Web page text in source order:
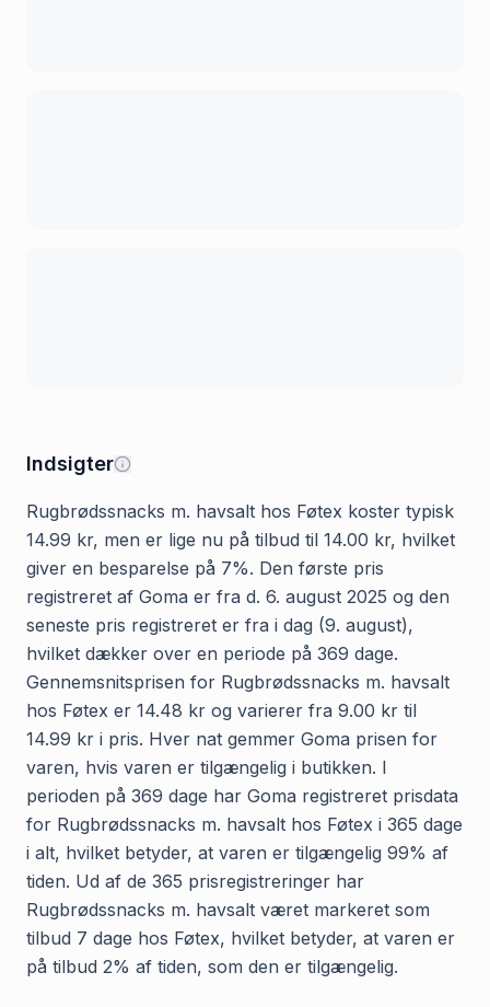
Indsigter
Rugbrødssnacks m. havsalt hos Føtex koster typisk
14.99 kr, men er lige nu på tilbud til 14.00 kr, hvilket
giver en besparelse på 7%. Den første pris
registreret af Goma er fra d. 6. august 2025 og den
seneste pris registreret er fra i dag (9. august),
hvilket dækker over en periode på 369 dage.
Gennemsnitsprisen for Rugbrødssnacks m. havsalt
hos Føtex er 14.48 kr og varierer fra 9.00 kr til
14.99 kr i pris. Hver nat gemmer Goma prisen for
varen, hvis varen er tilgængelig i butikken. I
perioden på 369 dage har Goma registreret prisdata
for Rugbrødssnacks m. havsalt hos Føtex i 365 dage
i alt, hvilket betyder, at varen er tilgængelig 99% af
tiden. Ud af de 365 prisregistreringer har
Rugbrødssnacks m. havsalt været markeret som
tilbud 7 dage hos Føtex, hvilket betyder, at varen er
på tilbud 2% af tiden, som den er tilgængelig.